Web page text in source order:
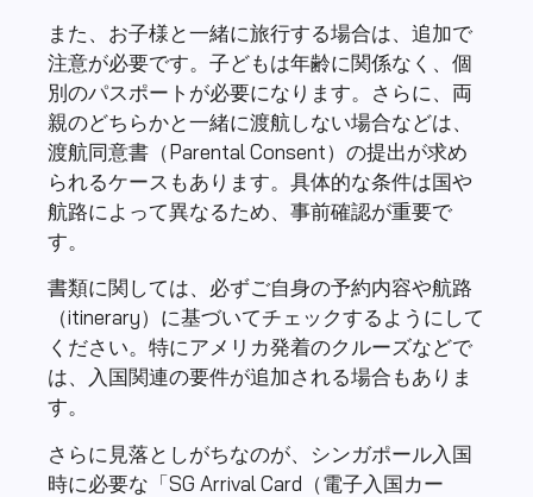
また、お子様と一緒に旅行する場合は、追加で
注意が必要です。子どもは年齢に関係なく、個
別のパスポートが必要になります。さらに、両
親のどちらかと一緒に渡航しない場合などは、
渡航同意書（Parental Consent）の提出が求め
られるケースもあります。具体的な条件は国や
航路によって異なるため、事前確認が重要で
す。
書類に関しては、必ずご自身の予約内容や航路
（itinerary）に基づいてチェックするようにして
ください。特にアメリカ発着のクルーズなどで
は、入国関連の要件が追加される場合もありま
す。
さらに見落としがちなのが、シンガポール入国
時に必要な「SG Arrival Card（電子入国カー